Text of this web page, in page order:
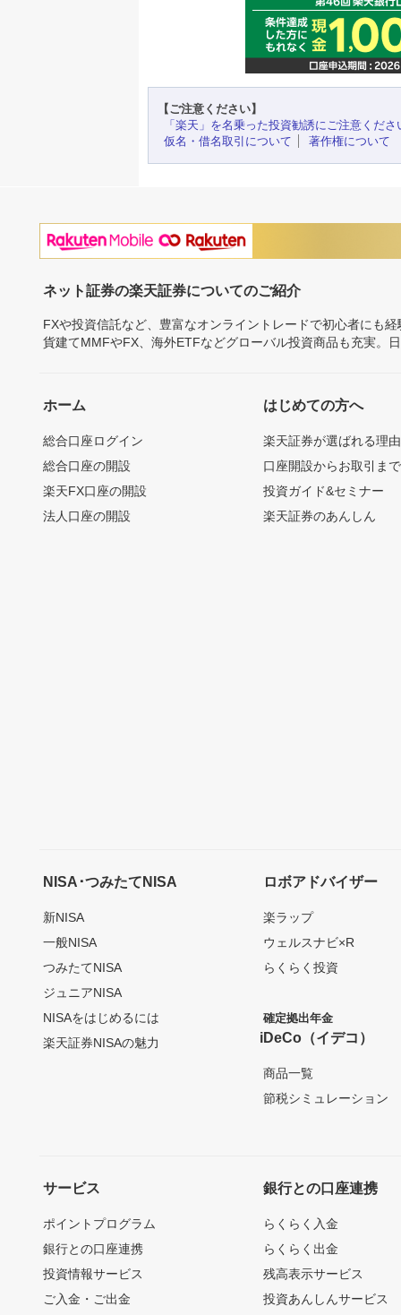
【ご注意ください】
「楽天」を名乗った投資勧誘にご注意くださ
仮名・借名取引について
著作権について
ネット証券の楽天証券についてのご紹介
FXや投資信託など、豊富なオンライントレードで初心者にも
貨建てMMFやFX、海外ETFなどグローバル投資商品も充実。
ホーム
総合口座ログイン
総合口座の開設
楽天FX口座の開設
法人口座の開設
はじめての方へ
楽天証券が選ばれる理由
口座開設からお取引ま
投資ガイド&セミナー
楽天証券のあんしん
NISA･つみたてNISA
新NISA
一般NISA
つみたてNISA
ジュニアNISA
NISAをはじめるには
楽天証券NISAの魅力
ロボアドバイザー
楽ラップ
ウェルスナビ×R
らくらく投資
確定拠出年金
iDeCo（イデコ）
商品一覧
節税シミュレーション
サービス
ポイントプログラム
銀行との口座連携
投資情報サービス
ご入金・ご出金
銀行との口座連携
らくらく入金
らくらく出金
残高表示サービス
投資あんしんサービス